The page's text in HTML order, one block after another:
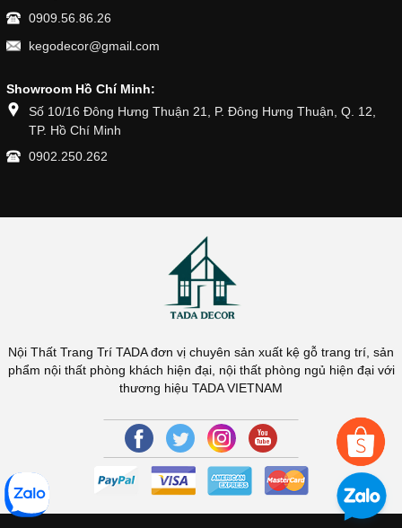
0909.56.86.26
kegodecor@gmail.com
Showroom Hồ Chí Minh:
Số 10/16 Đông Hưng Thuận 21, P. Đông Hưng Thuận, Q. 12,
TP. Hồ Chí Minh
0902.250.262
Nội Thất Trang Trí TADA đơn vị chuyên sản xuất kệ gỗ trang trí, sản
phẩm nội thất phòng khách hiện đại, nội thất phòng ngủ hiện đại với
thương hiệu TADA VIETNAM